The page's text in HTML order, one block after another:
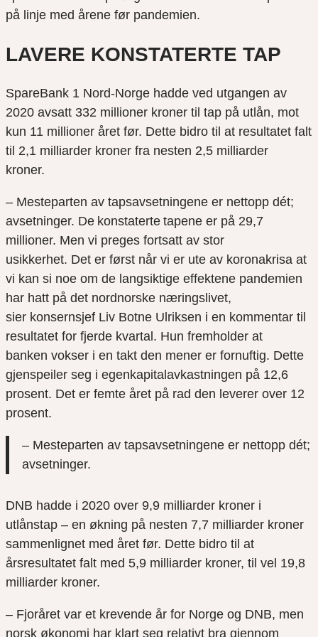
på linje med årene før pandemien.
LAVERE KONSTATERTE TAP
SpareBank 1 Nord-Norge hadde ved utgangen av
2020 avsatt 332 millioner kroner til tap på utlån, mot
kun 11 millioner året før. Dette bidro til at resultatet falt
til 2,1 milliarder kroner fra nesten 2,5 milliarder
kroner.
– Mesteparten av tapsavsetningene er nettopp dét;
avsetninger. De konstaterte tapene er på 29,7
millioner. Men vi preges fortsatt av stor
usikkerhet. Det er først når vi er ute av koronakrisa at
vi kan si noe om de langsiktige effektene pandemien
har hatt på det nordnorske næringslivet,
sier konsernsjef Liv Botne Ulriksen i en kommentar til
resultatet for fjerde kvartal. Hun fremholder at
banken vokser i en takt den mener er fornuftig. Dette
gjenspeiler seg i egenkapitalavkastningen på 12,6
prosent. Det er femte året på rad den leverer over 12
prosent.
– Mesteparten av tapsavsetningene er nettopp dét;
avsetninger.
DNB hadde i 2020 over 9,9 milliarder kroner i
utlånstap – en økning på nesten 7,7 milliarder kroner
sammenlignet med året før. Dette bidro til at
årsresultatet falt med 5,9 milliarder kroner, til vel 19,8
milliarder kroner.
– Fjoråret var et krevende år for Norge og DNB, men
norsk økonomi har klart seg relativt bra gjennom